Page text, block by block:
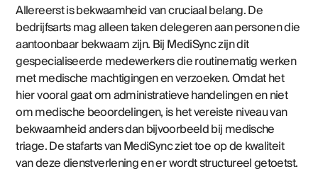
Allereerst is bekwaamheid van cruciaal belang. De
bedrijfsarts mag alleen taken delegeren aan personen die
aantoonbaar bekwaam zijn. Bij MediSync zijn dit
gespecialiseerde medewerkers die routinematig werken
met medische machtigingen en verzoeken. Omdat het
hier vooral gaat om administratieve handelingen en niet
om medische beoordelingen, is het vereiste niveau van
bekwaamheid anders dan bijvoorbeeld bij medische
triage. De stafarts van MediSync ziet toe op de kwaliteit
van deze dienstverlening en er wordt structureel getoetst.